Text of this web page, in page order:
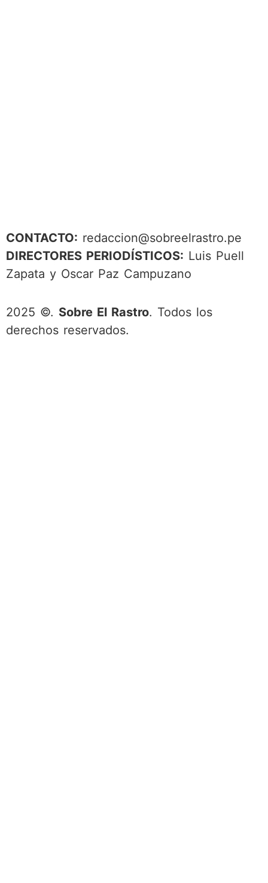
CONTACTO: redaccion@sobreelrastro.pe
DIRECTORES PERIODÍSTICOS: Luis Puell
Zapata y Oscar Paz Campuzano
2025 ©. Sobre El Rastro. Todos los
derechos reservados.